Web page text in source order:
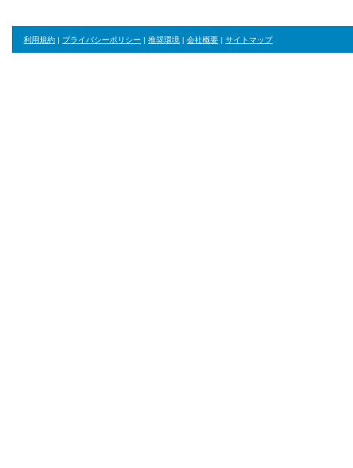
利用規約 | プライバシーポリシー | 推奨環境 | 会社概要 | サイトマップ